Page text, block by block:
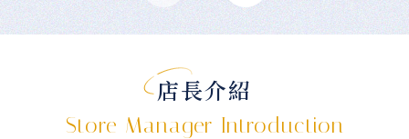
店長介紹
Store Manager Introduction